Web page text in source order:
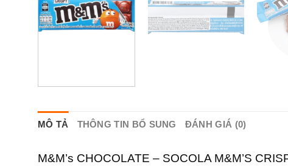
MÔ TẢ THÔNG TIN BỔ SUNG ĐÁNH GIÁ (0)
M&M’s CHOCOLATE – SOCOLA M&M’S